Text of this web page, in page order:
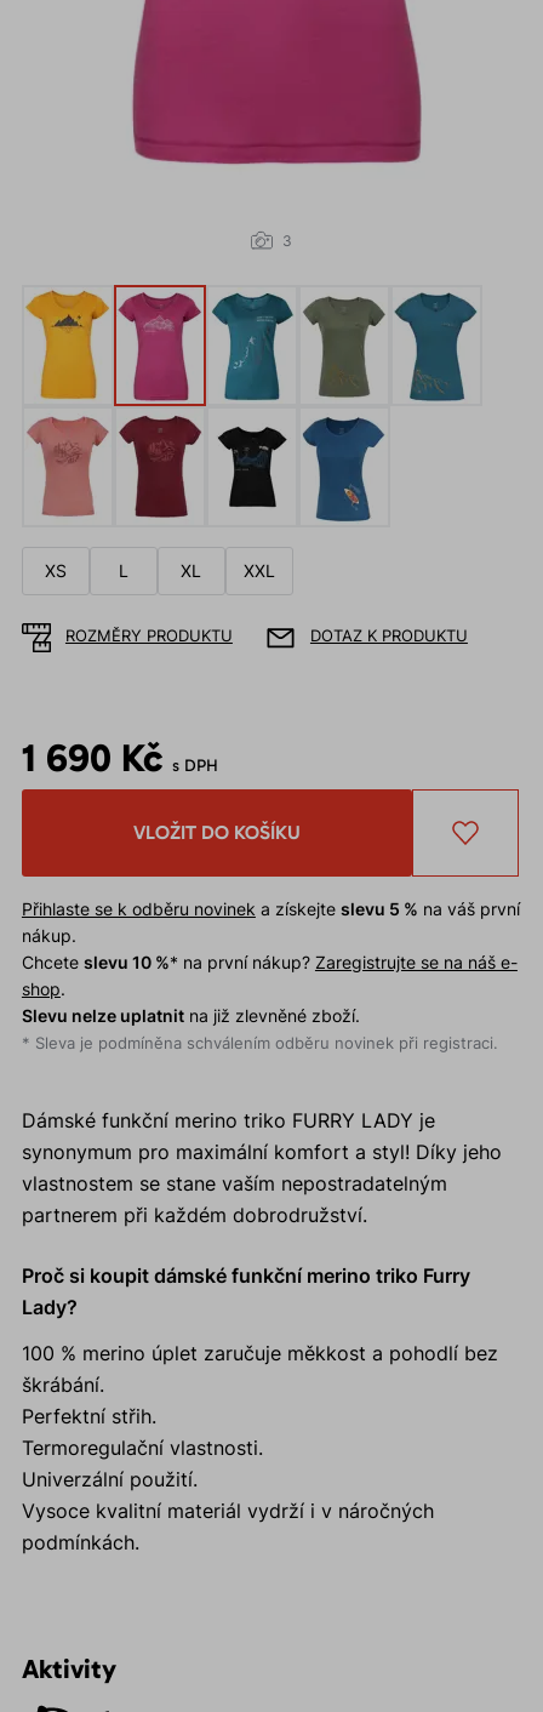
3
XS L XL XXL
ROZMĚRY PRODUKTU DOTAZ K PRODUKTU
1 690 Kč s DPH
VLOŽIT DO KOŠÍKU
Přihlaste se k odběru novinek a získejte slevu 5 % na váš první
nákup.
Chcete slevu 10 %* na první nákup? Zaregistrujte se na náš e-
shop.
Slevu nelze uplatnitna již zlevněné zboží.
* Sleva je podmíněna schválením odběru novinek při registraci.
Dámské funkční merino triko FURRY LADY je
synonymum pro maximální komfort a styl! Díky jeho
vlastnostem se stane vaším nepostradatelným
partnerem při každém dobrodružství.
Proč si koupit dámské funkční merino triko Furry
Lady?
100 % merino úplet zaručuje měkkost a pohodlí bez
škrábání.
Perfektní střih.
Termoregulační vlastnosti.
Univerzální použití.
Vysoce kvalitní materiál vydrží i v náročných
podmínkách.
Aktivity